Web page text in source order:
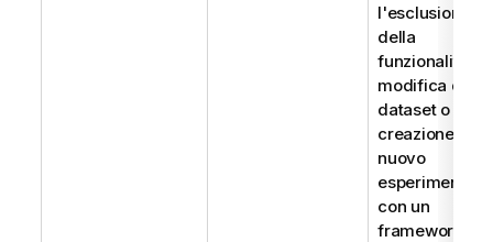
l'esclusione
della
funzionalità, la
modifica del
dataset o la
creazione di
nuovo
esperimento
con un
framework